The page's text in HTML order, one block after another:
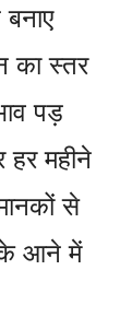
का स्तर
पड़
हर महीने
से
के आने में